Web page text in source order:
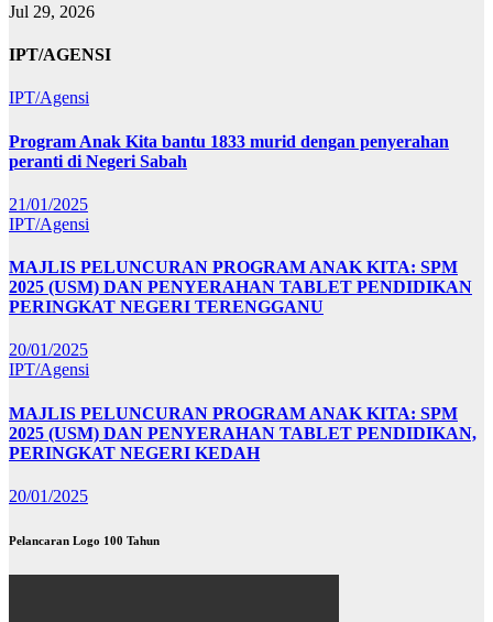
Jul 29, 2026
IPT/AGENSI
IPT/Agensi
Program Anak Kita bantu 1833 murid dengan penyerahan
peranti di Negeri Sabah
21/01/2025
IPT/Agensi
MAJLIS PELUNCURAN PROGRAM ANAK KITA: SPM
2025 (USM) DAN PENYERAHAN TABLET PENDIDIKAN
PERINGKAT NEGERI TERENGGANU
20/01/2025
IPT/Agensi
MAJLIS PELUNCURAN PROGRAM ANAK KITA: SPM
2025 (USM) DAN PENYERAHAN TABLET PENDIDIKAN,
PERINGKAT NEGERI KEDAH
20/01/2025
Pelancaran Logo 100 Tahun